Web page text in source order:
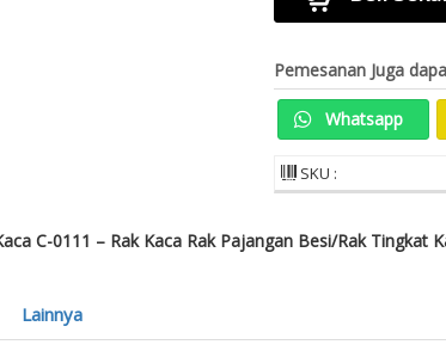
Pemesanan Juga
Whatsapp
SKU :
C-0111 – Rak Kaca Rak Pajangan Besi/Rak Tingkat
Lainnya